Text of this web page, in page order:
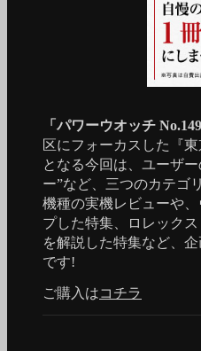
「パワーウオッチ
区にフォーカスした『
となる今回は、ユーザ
ー”など、三つのカテゴ
機種の実機レビューや
プした特集、ロレック
を解説した特集など、
です!
ご購入はコチラ